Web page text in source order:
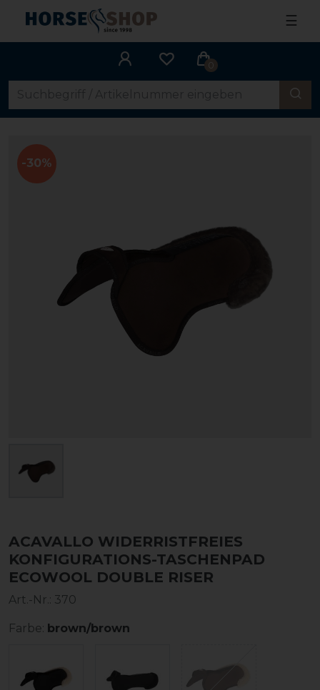
☰
0
-30%
ACAVALLO WIDERRISTFREIES
KONFIGURATIONS-TASCHENPAD
ECOWOOL DOUBLE RISER
Art.-Nr.: 370
Farbe: brown/brown